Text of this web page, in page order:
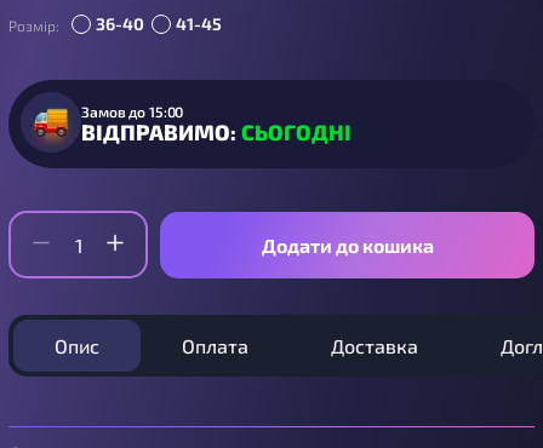
Розмір: 36-40 41-45
Замов до 15:00
ВІДПРАВИМО: СЬОГОДНІ
Додати до кошика
Опис Оплата Доставка